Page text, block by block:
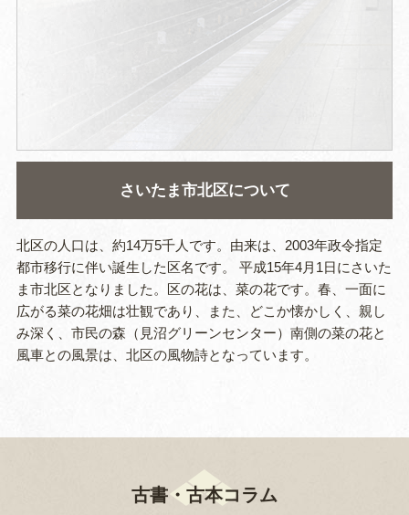
さいたま市北区について
北区の人口は、約14万5千人です。由来は、2003年政令指定
都市移行に伴い誕生した区名です。 平成15年4月1日にさいた
ま市北区となりました。区の花は、菜の花です。春、一面に
広がる菜の花畑は壮観であり、また、どこか懐かしく、親し
み深く、市民の森（見沼グリーンセンター）南側の菜の花と
風車との風景は、北区の風物詩となっています。
古書・古本コラム